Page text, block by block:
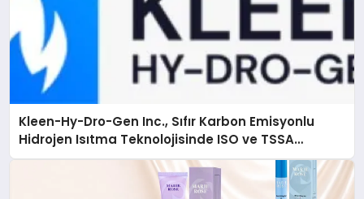
Kleen-Hy-Dro-Gen Inc., Sıfır Karbon Emisyonlu
Hidrojen Isıtma Teknolojisinde ISO ve TSSA
Düzenleyici Onaylarını Aldı